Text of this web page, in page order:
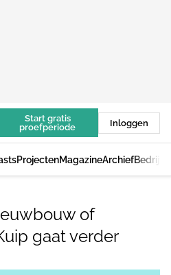
Start gratis
proefperiode
Inloggen
ProjectenMagazineArchief
of
gaat verder